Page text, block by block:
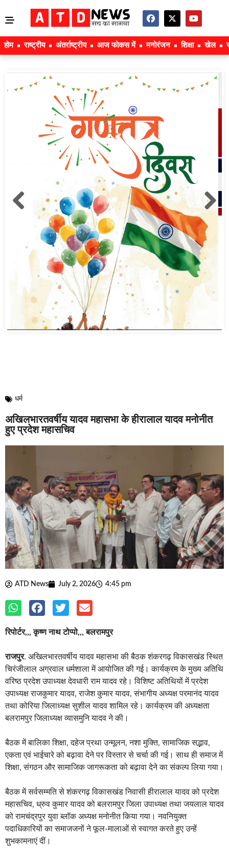
होम राष्ट्रीय अंतर्राष्ट्रीय आज फोकस में मनोरंजन शिक्षा खेल
अखिलभारतवर्षीय यादव महासभा के हीरालाल यादव मनोनीत
हुए प्रदेश महासचिव
4:45 pm
रिपोर्टर,,, कृष्ण नाथ टोप्पो,,, बलरामपुर
राजपुर. अखिलभारतवर्षीय यादव महासभा की बैठक शंकरगढ़ विकासखंड स्थित
चिरंजीलाल अग्रवाल धर्मशाला में आयोजित की गई। कार्यक्रम के मुख्य अतिथि
वरिष्ठ प्रदेश उपाध्यक्ष देवधारी राम यादव रहे। विशिष्ट अतिथियों में प्रदेश
उपाध्यक्ष राजकुमार यादव, राजेश कुमार यादव, संभागीय अध्यक्ष परमानंद यादव
बलरामपुर जिलाध्यक्ष व्यासमुनि यादव ने की।
बैठक में बालिका शिक्षा, दहेज प्रथा उन्मूलन, नशा मुक्ति, सामाजिक सद्भाव,
शिक्षा, संगठन और सामाजिक जागरूकता को बढ़ावा देने का संकल्प लिया गया।
बैठक में सर्वसम्मति से शंकरगढ़ विकासखंड निवासी हीरालाल यादव को प्रदेश
महासचिव, ध्रुव कुमार यादव को बलरामपुर जिला उपाध्यक्ष तथा जयलाल यादव
को रामचंद्रपुर युवा ब्लॉक अध्यक्ष मनोनीत किया गया। नवनियुक्त
पदाधिकारियों का समाजजनों ने फूल-मालाओं से स्वागत करते हुए उन्हें
इस अवसर पर समाज के संरक्षक राम बिहारी यादव, कार्यकारी जिलाध्यक्ष
रामधार यादव, संभागीय महामंत्री रामकृपाल यादव, शंकरगढ़ ब्लॉक अध्यक्ष
यादव, रामलाल यादव, बसंत यादव, वेदव्यास यादव, युवा प्रकोष्ठ बलरामपुर के
उपाध्यक्ष शुभम यादव, रितेश यादव, अर्जुन यादव, भोला यादव, जानकी यादव,
घूरन यादव, भगवान यादव, बद्री यादव, विनोद यादव, चंद्रप्रकाश यादव,
रामपुकार यादव, सुशील यादव सहित बड़ी संख्या में समाज के पदाधिकारी एवं
सदस्य उपस्थित रहे।